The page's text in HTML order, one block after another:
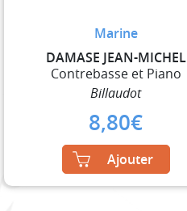
Marine
DAMASE JEAN-MICHEL
Contrebasse et Piano
Billaudot
8,80€
Ajouter